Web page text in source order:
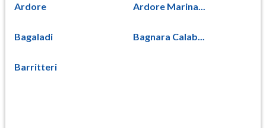
Ardore Ardore Marina...
Bagaladi Bagnara Calab...
Barritteri